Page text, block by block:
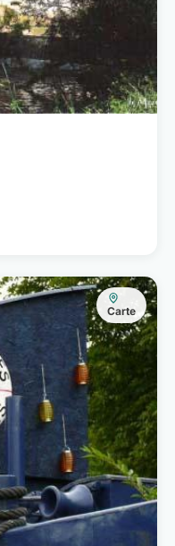
Carte